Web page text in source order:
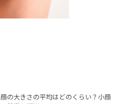
顔の大きさの平均はどのくらい？小顔